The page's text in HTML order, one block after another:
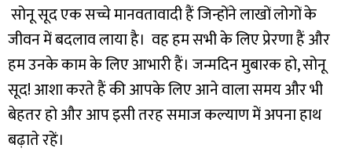
सोनू सूद एक सच्चे मानवतावादी हैं जिन्होंने लाखों लोगों के
जीवन में बदलाव लाया है। वह हम सभी के लिए प्रेरणा हैं और
हम उनके काम के लिए आभारी हैं। जन्मदिन मुबारक हो, सोनू
सूद! आशा करते हैं की आपके लिए आने वाला समय और भी
बेहतर हो और आप इसी तरह समाज कल्याण में अपना हाथ
बढ़ाते रहें।